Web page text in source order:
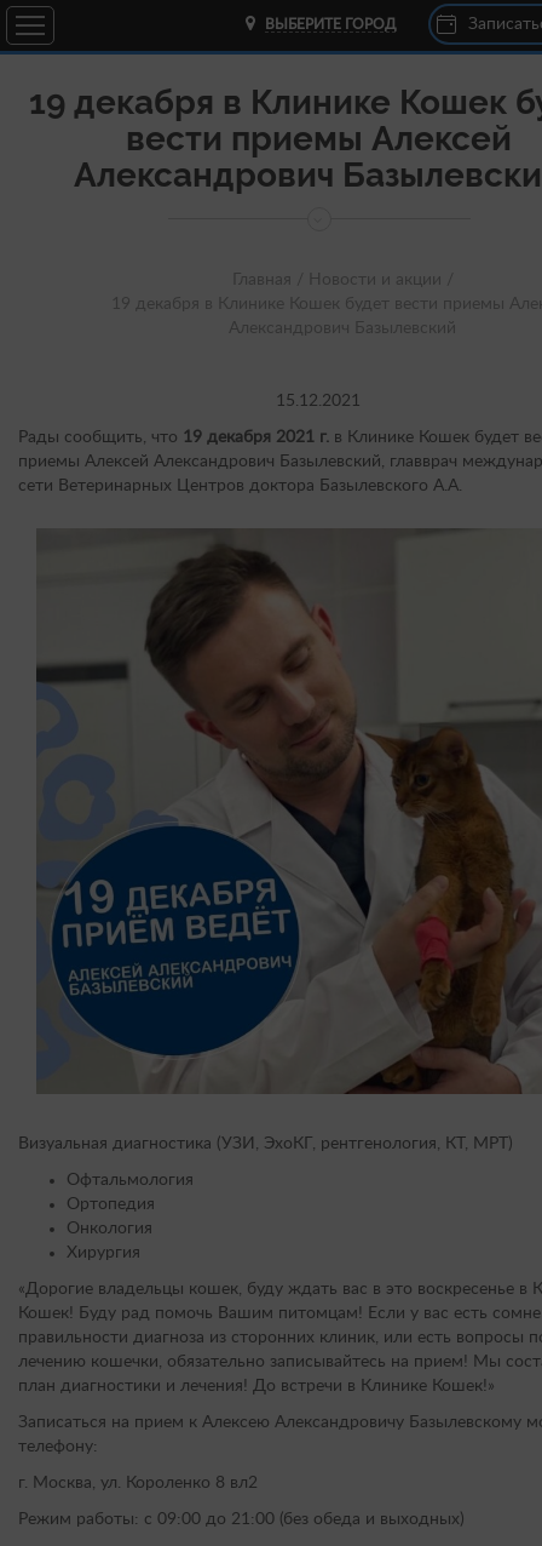
ВЫБЕРИТЕ ГОРОД
19 декабря в Клинике Кошек
вести приемы Алексей
Александрович
Главная /
Новости и акции /
19 декабря в Клинике Кошек будет вести приемы
Александрович Базылевский
15.12.2021
Рады сообщить, что 19 декабря 2021 г. в Клинике Кошек будет
приемы Алексей Александрович Базылевский, главврач
сети Ветеринарных Центров доктора Базылевского А.А.
Визуальная диагностика (УЗИ, ЭхоКГ, рентгенология, КТ, МРТ)
Офтальмология
Ортопедия
Онкология
Хирургия
«Дорогие владельцы кошек, буду ждать вас в это воскресенье в
Кошек! Буду рад помочь Вашим питомцам! Если у вас есть
правильности диагноза из сторонних клиник, или есть вопросы
лечению кошечки, обязательно записывайтесь на прием! Мы
план диагностики и лечения! До встречи в Клинике Кошек!»
Записаться на прием к Алексею Александровичу Базылевскому
телефону:
г. Москва, ул. Короленко 8 вл2
Режим работы: с 09:00 до 21:00 (без обеда и выходных)